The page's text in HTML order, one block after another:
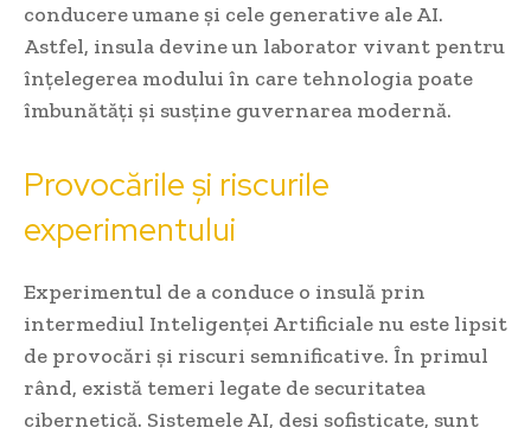
conducere umane și cele generative ale AI.
Astfel, insula devine un laborator vivant pentru
înțelegerea modului în care tehnologia poate
îmbunătăți și susține guvernarea modernă.
Provocările și riscurile
experimentului
Experimentul de a conduce o insulă prin
intermediul Inteligenței Artificiale nu este lipsit
de provocări și riscuri semnificative. În primul
rând, există temeri legate de securitatea
cibernetică. Sistemele AI, deși sofisticate, sunt